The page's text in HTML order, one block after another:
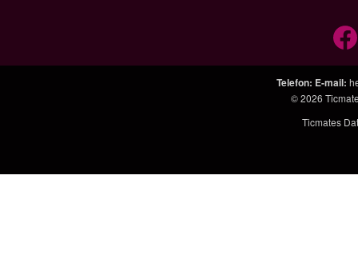
Telefon: E-mail:
© 2026
Ticmates